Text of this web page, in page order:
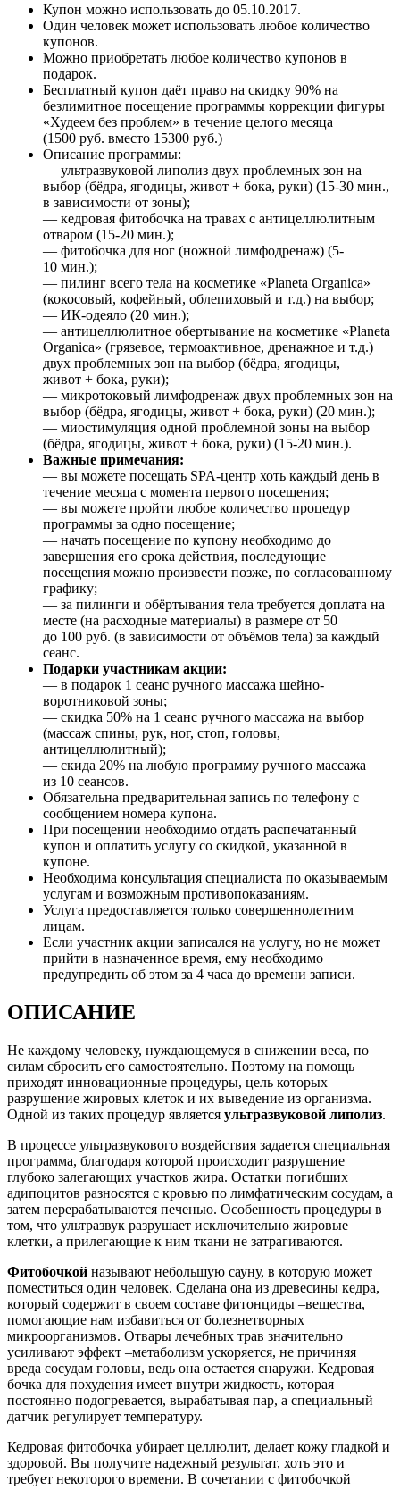
Купон можно использовать до 05.10.2017.
Один человек может использовать любое количество
купонов.
Можно приобретать любое количество купонов в
подарок.
Бесплатный купон даёт право на скидку 90% на
безлимитное посещение программы коррекции фигуры
«Худеем без проблем» в течение целого месяца
(1500 руб. вместо 15300 руб.)
Описание программы:
— ультразвуковой липолиз двух проблемных зон на
выбор (бёдра, ягодицы, живот + бока, руки) (15-30 мин.,
в зависимости от зоны);
— кедровая фитобочка на травах с антицеллюлитным
отваром (15-20 мин.);
— фитобочка для ног (ножной лимфодренаж) (5-
10 мин.);
— пилинг всего тела на косметике «Planeta Organica»
(кокосовый, кофейный, облепиховый и т.д.) на выбор;
— ИК-одеяло (20 мин.);
— антицеллюлитное обертывание на косметике «Planeta
Organica» (грязевое, термоактивное, дренажное и т.д.)
двух проблемных зон на выбор (бёдра, ягодицы,
живот + бока, руки);
— микротоковый лимфодренаж двух проблемных зон на
выбор (бёдра, ягодицы, живот + бока, руки) (20 мин.);
— миостимуляция одной проблемной зоны на выбор
(бёдра, ягодицы, живот + бока, руки) (15-20 мин.).
Важные примечания:
— вы можете посещать SPA-центр хоть каждый день в
течение месяца с момента первого посещения;
— вы можете пройти любое количество процедур
программы за одно посещение;
— начать посещение по купону необходимо до
завершения его срока действия, последующие
посещения можно произвести позже, по согласованному
графику;
— за пилинги и обёртывания тела требуется доплата на
месте (на расходные материалы) в размере от 50
до 100 руб. (в зависимости от объёмов тела) за каждый
сеанс.
Подарки участникам акции:
— в подарок 1 сеанс ручного массажа шейно-
воротниковой зоны;
— скидка 50% на 1 сеанс ручного массажа на выбор
(массаж спины, рук, ног, стоп, головы,
антицеллюлитный);
— скида 20% на любую программу ручного массажа
из 10 сеансов.
Обязательна предварительная запись по телефону с
сообщением номера купона.
При посещении необходимо отдать распечатанный
купон и оплатить услугу со скидкой, указанной в
купоне.
Необходима консультация специалиста по оказываемым
услугам и возможным противопоказаниям.
Услуга предоставляется только совершеннолетним
лицам.
Если участник акции записался на услугу, но не может
прийти в назначенное время, ему необходимо
предупредить об этом за 4 часа до времени записи.
ОПИСАНИЕ
Не каждому человеку, нуждающемуся в снижении веса, по
силам сбросить его самостоятельно. Поэтому на помощь
приходят инновационные процедуры, цель которых —
разрушение жировых клеток и их выведение из организма.
Одной из таких процедур является ультразвуковой липолиз.
В процессе ультразвукового воздействия задается специальная
программа, благодаря которой происходит разрушение
глубоко залегающих участков жира. Остатки погибших
адипоцитов разносятся с кровью по лимфатическим сосудам, а
затем перерабатываются печенью. Особенность процедуры в
том, что ультразвук разрушает исключительно жировые
клетки, а прилегающие к ним ткани не затрагиваются.
Фитобочкой называют небольшую сауну, в которую может
поместиться один человек. Сделана она из древесины кедра,
который содержит в своем составе фитонциды –вещества,
помогающие нам избавиться от болезнетворных
микроорганизмов. Отвары лечебных трав значительно
усиливают эффект –метаболизм ускоряется, не причиняя
вреда сосудам головы, ведь она остается снаружи. Кедровая
бочка для похудения имеет внутри жидкость, которая
постоянно подогревается, вырабатывая пар, а специальный
датчик регулирует температуру.
Кедровая фитобочка убирает целлюлит, делает кожу гладкой и
здоровой. Вы получите надежный результат, хоть это и
требует некоторого времени. В сочетании с фитобочкой